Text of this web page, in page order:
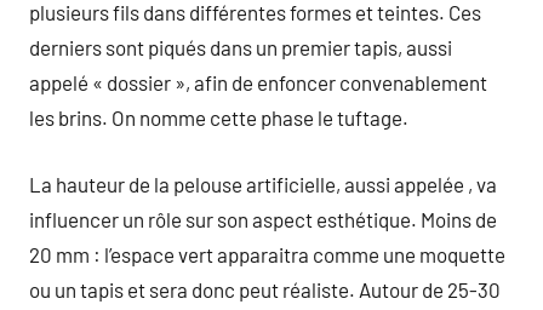
plusieurs fils dans différentes formes et teintes. Ces
derniers sont piqués dans un premier tapis, aussi
appelé « dossier », afin de enfoncer convenablement
les brins. On nomme cette phase le tuftage.
La hauteur de la pelouse artificielle, aussi appelée , va
influencer un rôle sur son aspect esthétique. Moins de
20 mm : l’espace vert apparaitra comme une moquette
ou un tapis et sera donc peut réaliste. Autour de 25-30